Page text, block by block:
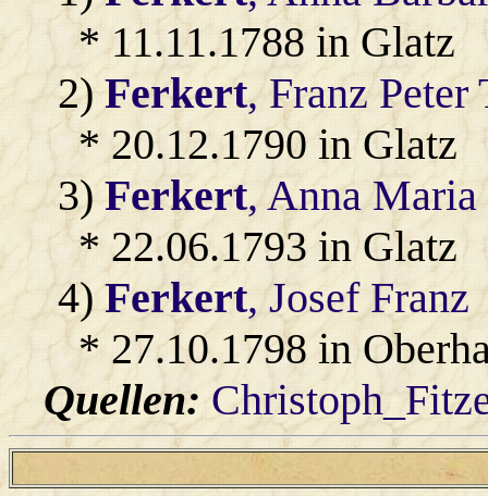
* 11.11.1788 in Glatz
2)Ferkert, Franz Peter
* 20.12.1790 in Glatz
3)Ferkert, Anna Maria
* 22.06.1793 in Glatz
4)Ferkert, Josef Franz
* 27.10.1798 in
Quellen: